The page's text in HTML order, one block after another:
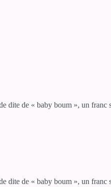
de « baby boum », un franc
de « baby boum », un franc